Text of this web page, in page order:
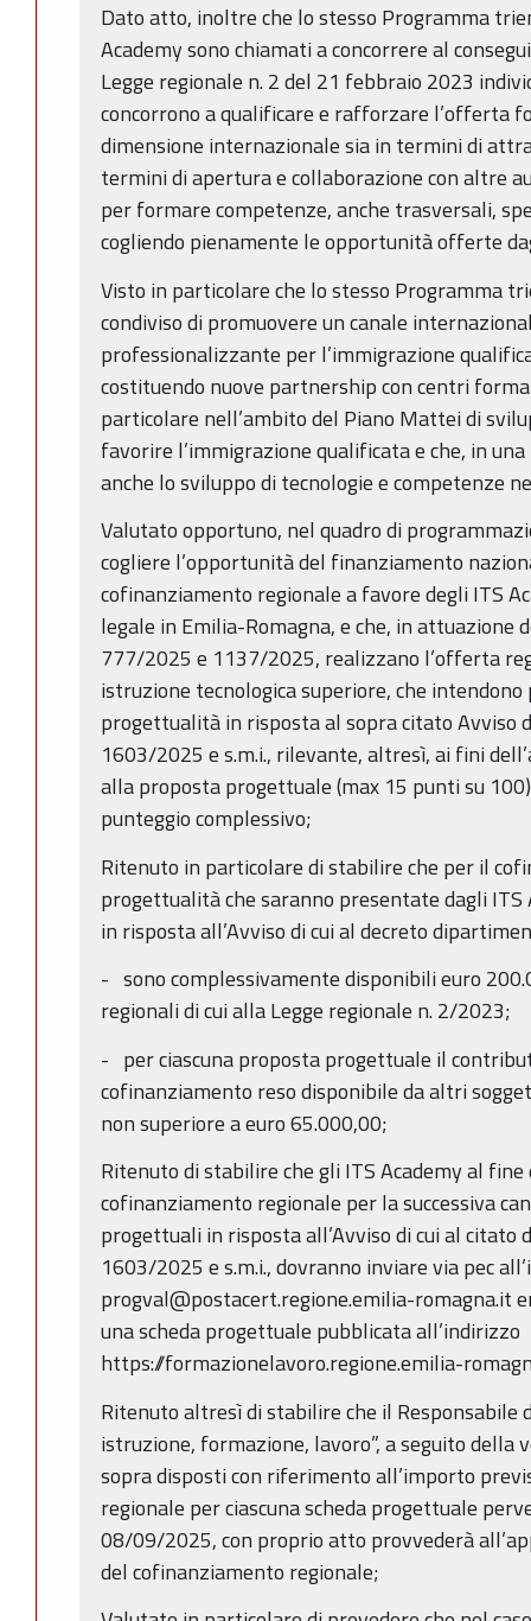
Dato atto, inoltre che lo stesso Programma
Academy sono chiamati a concorrere al
Legge regionale n. 2 del 21 febbraio 2023
concorrono a qualificare e rafforzare l’offerta
dimensione internazionale sia in termini di
termini di apertura e collaborazione con altre
per formare competenze, anche trasversali,
cogliendo pienamente le opportunità offerte
Visto in particolare che lo stesso Programma
condiviso di promuovere un canale
professionalizzante per l’immigrazione
costituendo nuove partnership con centri
particolare nell’ambito del Piano Mattei di
favorire l’immigrazione qualificata e che, in
anche lo sviluppo di tecnologie e competenze
Valutato opportuno, nel quadro di
cogliere l’opportunità del finanziamento
cofinanziamento regionale a favore degli ITS
legale in Emilia-Romagna, e che, in attuazione
777/2025 e 1137/2025, realizzano l’offerta
istruzione tecnologica superiore, che
progettualità in risposta al sopra citato Avviso
1603/2025 e s.m.i., rilevante, altresì, ai fini
alla proposta progettuale (max 15 punti su
punteggio complessivo;
Ritenuto in particolare di stabilire che per il
progettualità che saranno presentate dagli ITS
in risposta all’Avviso di cui al decreto
- sono complessivamente disponibili euro
regionali di cui alla Legge regionale n. 2/2023;
- per ciascuna proposta progettuale il
cofinanziamento reso disponibile da altri
non superiore a euro 65.000,00;
Ritenuto di stabilire che gli ITS Academy al fine
cofinanziamento regionale per la successiva
progettuali in risposta all’Avviso di cui al
1603/2025 e s.m.i., dovranno inviare via pec
progval@postacert.regione.emilia-romagna.it
una scheda progettuale pubblicata all’indirizzo
https://formazionelavoro.regione.emilia-
Ritenuto altresì di stabilire che il Responsabile
istruzione, formazione, lavoro”, a seguito
sopra disposti con riferimento all’importo
regionale per ciascuna scheda progettuale
08/09/2025, con proprio atto provvederà
del cofinanziamento regionale;